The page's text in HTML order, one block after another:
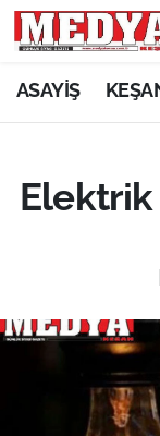
ASAYİŞ
Elektrik
KEŞAN
ASAYİŞ
EKONOMİ
SAĞLIK